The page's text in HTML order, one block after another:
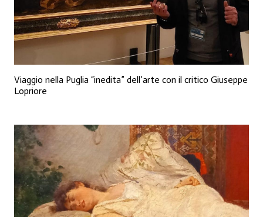
Viaggio nella Puglia “inedita” dell’arte con il critico Giuseppe
Lopriore